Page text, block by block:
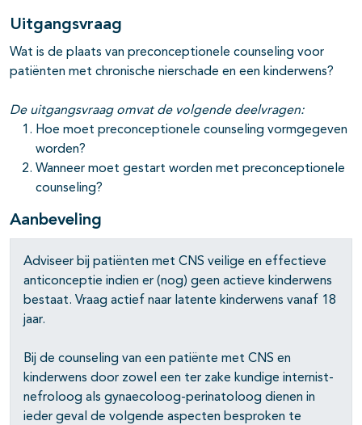
open- en dichtklappen
open- en dichtklappen
Uitgangsvraag
Wat is de plaats van preconceptionele counseling voor
patiënten met chronische nierschade en een kinderwens?
De uitgangsvraag omvat de volgende deelvragen:
Hoe moet preconceptionele counseling vormgegeven
worden?
Wanneer moet gestart worden met preconceptionele
counseling?
Aanbeveling
Adviseer bij patiënten met CNS veilige en effectieve
anticonceptie indien er (nog) geen actieve kinderwens
bestaat. Vraag actief naar latente kinderwens vanaf 18
jaar.
Bij de counseling van een patiënte met CNS en
kinderwens door zowel een ter zake kundige internist-
nefroloog als gynaecoloog-perinatoloog dienen in
ieder geval de volgende aspecten besproken te